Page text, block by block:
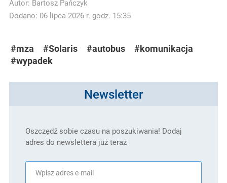
Autor: Bartosz Pańczyk
Dodano: 06 lipca 2026 r. godz. 15:35
#mza #Solaris #autobus
#komunikacja
#wypadek
Newsletter
Oszczędź sobie czasu na poszukiwania! Dodaj
adres do newslettera już teraz